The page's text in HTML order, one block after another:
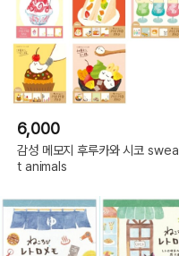
6,000
감성 메모지 후루카와 시코 swea
t animals